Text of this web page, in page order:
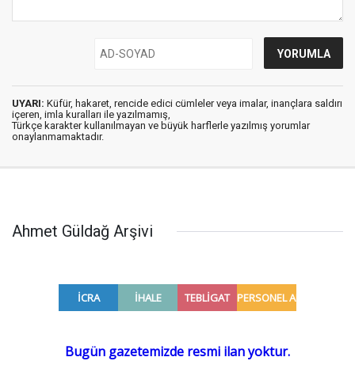
UYARI: Küfür, hakaret, rencide edici cümleler veya imalar, inançlara saldırı
içeren, imla kuralları ile yazılmamış,
Türkçe karakter kullanılmayan ve büyük harflerle yazılmış yorumlar
onaylanmamaktadır.
Ahmet Güldağ Arşivi